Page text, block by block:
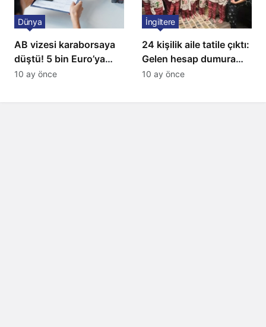
AB vizesi karaborsaya
düştü! 5 bin Euro’ya
varan fiyatlarla
Dünya
10 ay önce
24 kişilik aile tatile çıktı:
Gelen hesap dumura
uğrattı
İngiltere
10 ay önce